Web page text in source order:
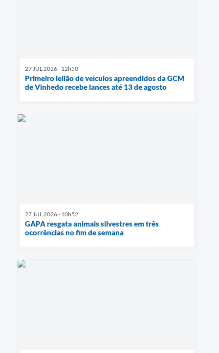
27 JUL 2026 - 12h50
Primeiro leilão de veículos apreendidos da GCM
de Vinhedo recebe lances até 13 de agosto
27 JUL 2026 - 10h52
GAPA resgata animais silvestres em três
ocorrências no fim de semana